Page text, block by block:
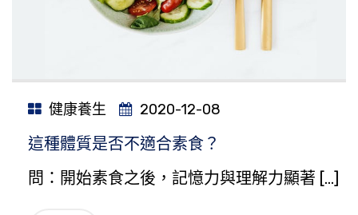
健康養生 2020-12-08
這種體質是否不適合素食？
問：開始素食之後，記憶力與理解力顯著 […]